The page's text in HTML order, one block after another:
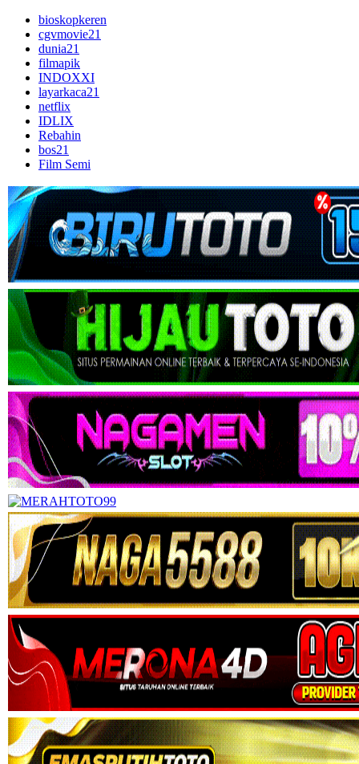
bioskopkeren
cgvmovie21
dunia21
filmapik
INDOXXI
layarkaca21
netflix
IDLIX
Rebahin
bos21
Film Semi